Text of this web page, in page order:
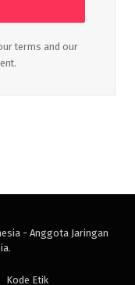
terms and our
- Anggota Jaringan
.
Kode Etik